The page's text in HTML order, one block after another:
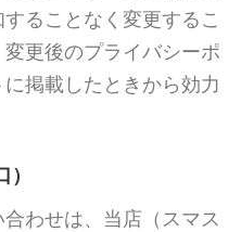
ることなく変更するこ
更後のプライバシーポ
掲載したときから効力
わせは、当店（スマス